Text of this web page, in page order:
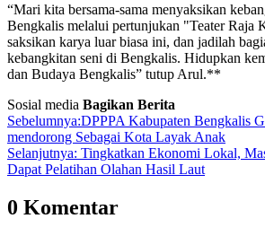
“Mari kita bersama-sama menyaksikan
Bengkalis melalui pertunjukan "Teater Raja
saksikan karya luar biasa ini, dan jadilah
kebangkitan seni di Bengkalis. Hidupkan
dan Budaya Bengkalis” tutup Arul.**
Sosial media Bagikan Berita
Sebelumnya:DPPPA Kabupaten Bengkalis
mendorong Sebagai Kota Layak Anak
Selanjutnya: Tingkatkan Ekonomi Lokal,
Dapat Pelatihan Olahan Hasil Laut
0 Komentar